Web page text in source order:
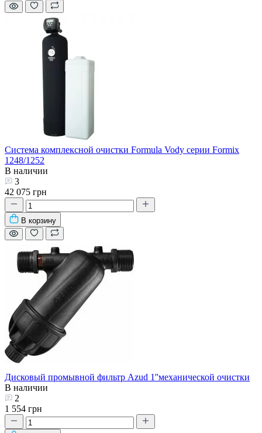
Система комплексной очистки Formula Vody серии Formix
1248/1252
В наличии
3
42 075 грн
В корзину
Дисковый промывной фильтр Azud 1''механической очистки
В наличии
2
1 554 грн